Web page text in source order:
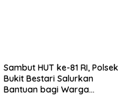
Sambut HUT ke-81 RI, Polsek
Bukit Bestari Salurkan
Bantuan bagi Warga